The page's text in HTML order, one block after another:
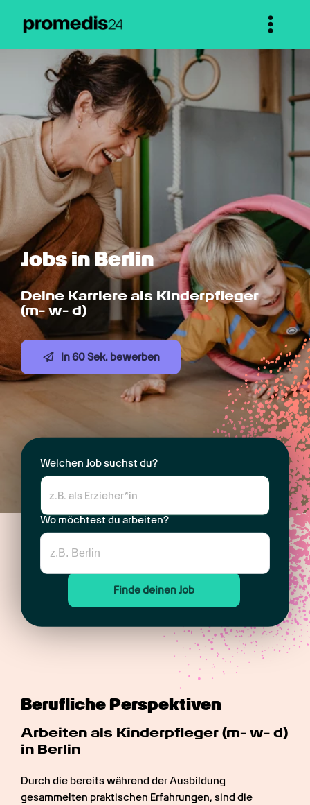
Jobs in Berlin
Deine Karriere als Kinderpfleger
(m- w- d)
In 60 Sek. bewerben
Welchen Job suchst du?
Wo möchtest du arbeiten?
Finde deinen Job
Berufliche Perspektiven
Arbeiten als Kinderpfleger (m- w- d)
in Berlin
Durch die bereits während der Ausbildung
gesammelten praktischen Erfahrungen, sind die